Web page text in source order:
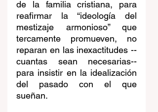
de la familia cristiana, para
reafirmar la “ideología del
mestizaje armonioso” que
tercamente promueven, no
reparan en las inexactitudes --
cuantas sean necesarias--
para insistir en la idealización
del pasado con el que
sueñan.